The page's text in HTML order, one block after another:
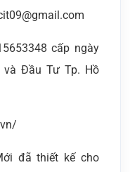
cấp ngày
và Đầu Tư Tp. Hồ
đã thiết kế cho